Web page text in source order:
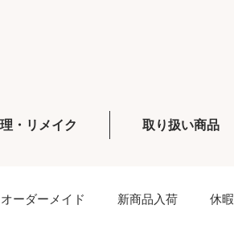
・リメイク 取り扱い商品
オーダーメイド 新商品入荷 休暇